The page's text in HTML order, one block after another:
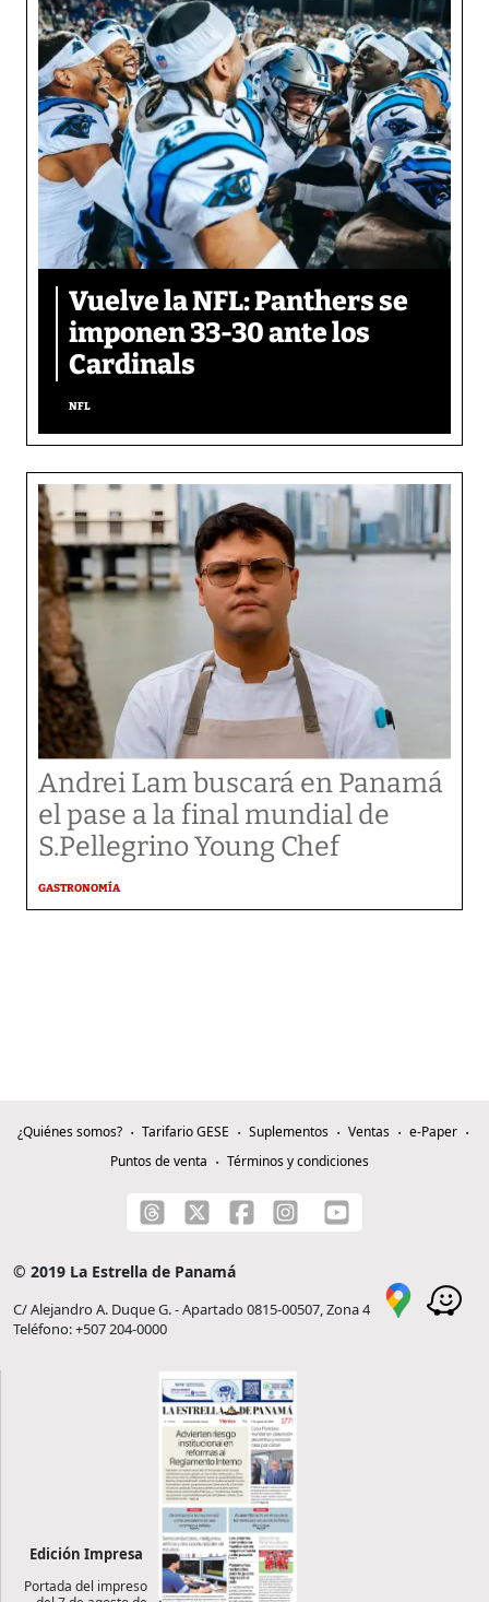
Vuelve la NFL: Panthers se
imponen 33-30 ante los
Cardinals
NFL
Andrei Lam buscará en Panamá
el pase a la final mundial de
S.Pellegrino Young Chef
GASTRONOMÍA
¿Quiénes somos? Tarifario GESE Suplementos Ventas
e-Paper
Puntos de venta
Términos y condiciones
© 2019 La Estrella de Panamá
C/ Alejandro A. Duque G. - Apartado 0815-00507, Zona 4
Teléfono: +507 204-0000
Edición Impresa
Portada del impreso